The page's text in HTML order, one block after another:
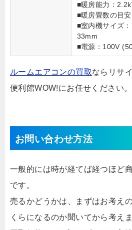
■暖房能力：
■暖房畳数の目
■室内機サイズ
33mm
■電源：100V
ルームエアコンの買取ならリサ
便利館WOW!にお任せください。
お問い合わせ方法
一般的には時が経てば経つほど
です。
売るかどうかは、まずはお考え
くらになるのか聞いてから考え